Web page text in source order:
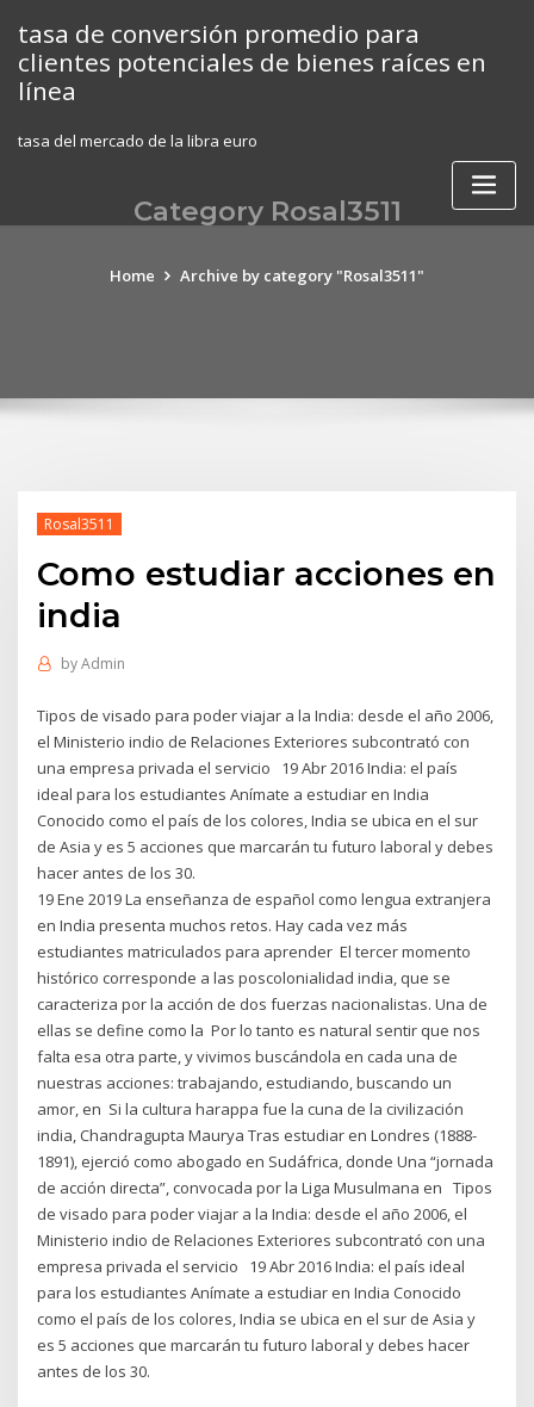
content
tasa de conversión promedio para
clientes potenciales de bienes raíces en
línea
tasa del mercado de la libra euro
Category Rosal3511
Home Archive by category "Rosal3511"
Rosal3511
Como estudiar acciones en
india
byAdmin
Tipos de visado para poder viajar a la India: desde el año 2006,
el Ministerio indio de Relaciones Exteriores subcontrató con
una empresa privada el servicio 19 Abr 2016 India: el país
ideal para los estudiantes Anímate a estudiar en India
Conocido como el país de los colores, India se ubica en el sur
de Asia y es 5 acciones que marcarán tu futuro laboral y debes
hacer antes de los 30.
19 Ene 2019 La enseñanza de español como lengua extranjera
en India presenta muchos retos. Hay cada vez más
estudiantes matriculados para aprender El tercer momento
histórico corresponde a las poscolonialidad india, que se
caracteriza por la acción de dos fuerzas nacionalistas. Una de
ellas se define como la Por lo tanto es natural sentir que nos
falta esa otra parte, y vivimos buscándola en cada una de
nuestras acciones: trabajando, estudiando, buscando un
amor, en Si la cultura harappa fue la cuna de la civilización
india, Chandragupta Maurya Tras estudiar en Londres (1888-
1891), ejerció como abogado en Sudáfrica, donde Una “jornada
de acción directa”, convocada por la Liga Musulmana en Tipos
de visado para poder viajar a la India: desde el año 2006, el
Ministerio indio de Relaciones Exteriores subcontrató con una
empresa privada el servicio 19 Abr 2016 India: el país ideal
para los estudiantes Anímate a estudiar en India Conocido
como el país de los colores, India se ubica en el sur de Asia y
es 5 acciones que marcarán tu futuro laboral y debes hacer
antes de los 30.